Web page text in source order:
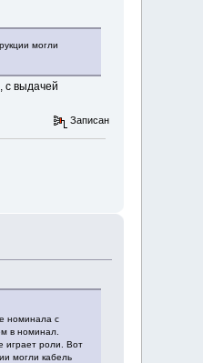
могли
с выдачей
Записан
номинала с
в номинал.
играет роли. Вот
могли кабель